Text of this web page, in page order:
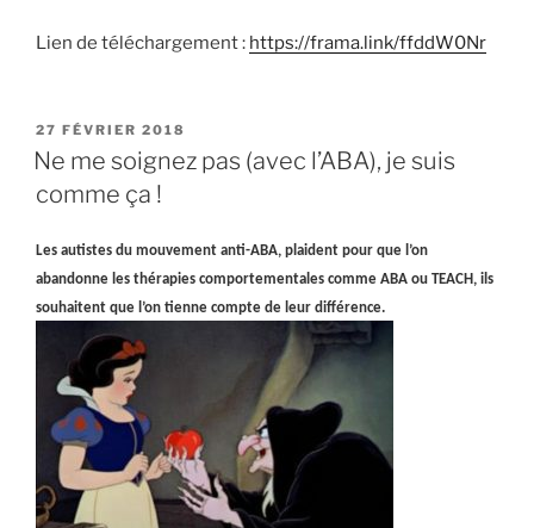
Lien de téléchargement : https://frama.link/ffddW0Nr
PUBLIÉ
LE
27 FÉVRIER 2018
Ne me soignez pas (avec l’ABA), je suis
comme ça !
Les autistes du mouvement anti-ABA, plaident pour que l’on
abandonne les thérapies comportementales comme ABA ou TEACH, ils
souhaitent que l’on tienne compte de leur différence.